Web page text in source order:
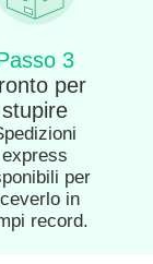
3
per
stupire
express
per
in
record.